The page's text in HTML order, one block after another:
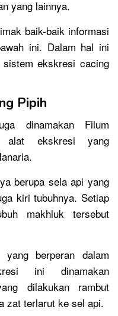
yang lainnya.
baik-baik informasi
ini. Dalam hal ini
ekskresi cacing
Pipih
dinamakan Filum
alat ekskresi yang
berupa sela api yang
kiri tubuhnya. Setiap
makhluk tersebut
berperan dalam
ini dinamakan
dilakukan rambut
zat terlarut ke sel api.